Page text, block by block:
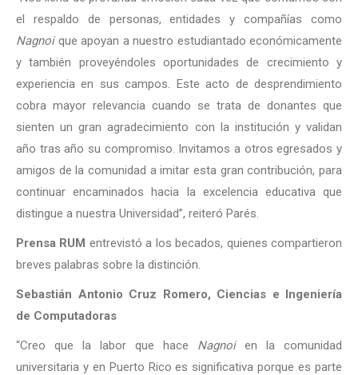
el respaldo de personas, entidades y compañías como
Nagnoique apoyan a nuestro estudiantado económicamente
y también proveyéndoles oportunidades de crecimiento y
experiencia en sus campos. Este acto de desprendimiento
cobra mayor relevancia cuando se trata de donantes que
sienten un gran agradecimiento con la institución y validan
año tras año su compromiso. Invitamos a otros egresados y
amigos de la comunidad a imitar esta gran contribución, para
continuar encaminados hacia la excelencia educativa que
distingue a nuestra Universidad”, reiteró Parés.
Prensa RUM entrevistó a los becados, quienes compartieron
breves palabras sobre la distinción.
Sebastián Antonio Cruz Romero, Ciencias e Ingeniería
de Computadoras
“Creo que la labor que hace Nagnoien la comunidad
universitaria y en Puerto Rico es significativa porque es parte